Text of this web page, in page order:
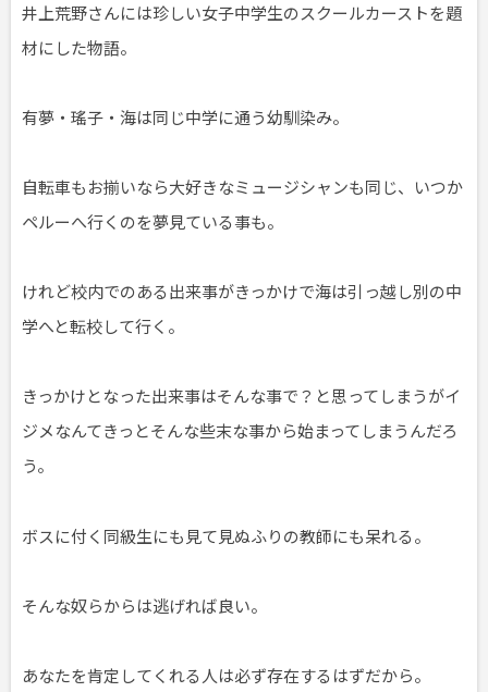
井上荒野さんには珍しい女子中学生のスクールカーストを題
材にした物語。
有夢・瑤子・海は同じ中学に通う幼馴染み。
自転車もお揃いなら大好きなミュージシャンも同じ、いつか
ペルーへ行くのを夢見ている事も。
けれど校内でのある出来事がきっかけで海は引っ越し別の中
学へと転校して行く。
きっかけとなった出来事はそんな事で？と思ってしまうがイ
ジメなんてきっとそんな些末な事から始まってしまうんだろ
う。
ボスに付く同級生にも見て見ぬふりの教師にも呆れる。
そんな奴らからは逃げれば良い。
あなたを肯定してくれる人は必ず存在するはずだから。